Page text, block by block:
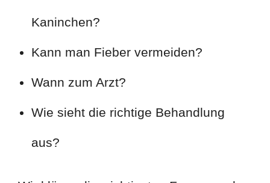
Kaninchen?
Kann man Fieber vermeiden?
Wann zum Arzt?
Wie sieht die richtige Behandlung
aus?